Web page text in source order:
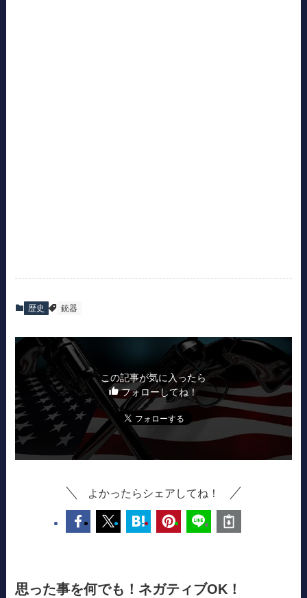
歴史 銃器
この記事が気に入ったら
フォローしてね！
よかったらシェアしてね！
思った事を何でも！ネガティブOK！